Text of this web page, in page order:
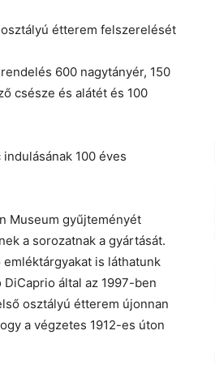
600 nagytányér, 150
csésze és alátét és 100
100 éves
Museum gyűjteményét
a sorozatnak a gyártását.
is láthatunk
által az 1997-ben
osztályú étterem újonnan
a végzetes 1912-es úton